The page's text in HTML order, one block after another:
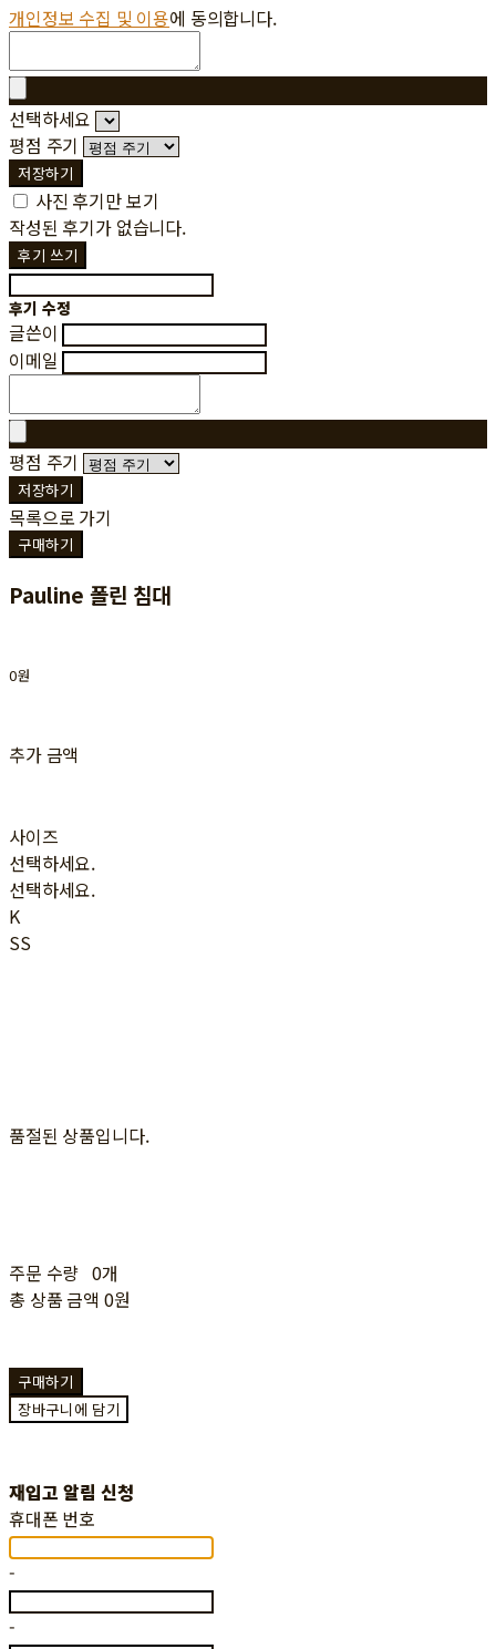
개인정보 수집 및 이용에 동의합니다.
선택하세요
평점 주기
저장하기
사진 후기만 보기
작성된 후기가 없습니다.
후기 쓰기
후기 수정
글쓴이
이메일
평점 주기
저장하기
목록으로 가기
구매하기
Pauline 폴린 침대
0원
추가 금액
사이즈
선택하세요.
선택하세요.
K
SS
품절된 상품입니다.
주문 수량 0개
총 상품 금액 0원
구매하기
장바구니에 담기
재입고 알림 신청
휴대폰 번호
-
-